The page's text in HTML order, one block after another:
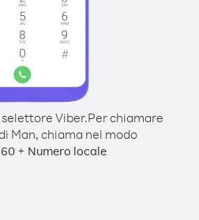
Viber.Per chiamare
Man, chiama nel modo
60 + Numero locale